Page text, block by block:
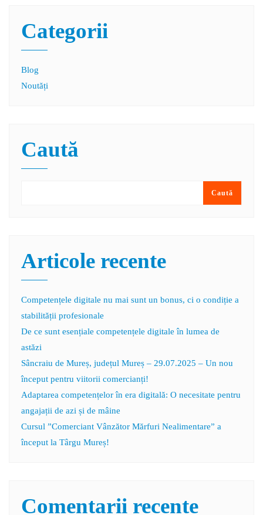
Categorii
Blog
Noutăți
Caută
Caută
Articole recente
Competențele digitale nu mai sunt un bonus, ci o condiție a
stabilității profesionale
De ce sunt esențiale competențele digitale în lumea de
astăzi
Sâncraiu de Mureș, județul Mureș – 29.07.2025 – Un nou
început pentru viitorii comercianți!
Adaptarea competențelor în era digitală: O necesitate pentru
angajații de azi și de mâine
Cursul ”Comerciant Vânzător Mărfuri Nealimentare” a
început la Târgu Mureș!
Comentarii recente